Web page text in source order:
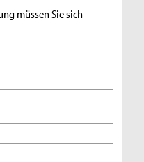
müssen Sie sich